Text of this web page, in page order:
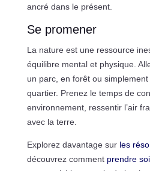
ancré dans le présent.
Se promener
La nature est une ressource
équilibre mental et physique.
un parc, en forêt ou
quartier. Prenez le temps de
environnement, ressentir l’air
avec la terre.
Explorez davantage sur les
découvrez comment prendre